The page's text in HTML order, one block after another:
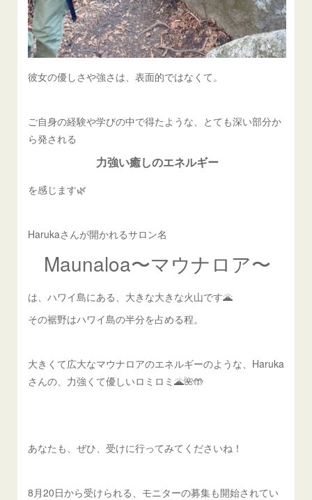
彼女の優しさや強さは、表面的ではなくて。
ご自身の経験や学びの中で得たような、とても深い部分か
ら発される
力強い癒しのエネルギー
を感じます🌿
Harukaさんが開かれるサロン名
Maunaloa〜マウナロア〜
は、ハワイ島にある、大きな大きな火山です🌋
その裾野はハワイ島の半分を占める程。
大きくて広大なマウナロアのエネルギーのような、Haruka
さんの、力強くて優しいロミロミ🌋🌺🤲
あなたも、ぜひ、受けに行ってみてくださいね！
8月20日から受けられる、モニターの募集も開始されてい